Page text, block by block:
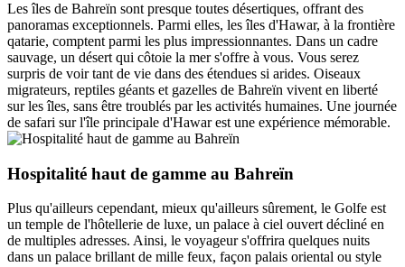
Les îles de Bahreïn sont presque toutes désertiques, offrant des
panoramas exceptionnels. Parmi elles, les îles d'Hawar, à la frontière
qatarie, comptent parmi les plus impressionnantes. Dans un cadre
sauvage, un désert qui côtoie la mer s'offre à vous. Vous serez
surpris de voir tant de vie dans des étendues si arides. Oiseaux
migrateurs, reptiles géants et gazelles de Bahreïn vivent en liberté
sur les îles, sans être troublés par les activités humaines. Une journée
de safari sur l'île principale d'Hawar est une expérience mémorable.
Hospitalité haut de gamme au Bahreïn
Plus qu'ailleurs cependant, mieux qu'ailleurs sûrement, le Golfe est
un temple de l'hôtellerie de luxe, un palace à ciel ouvert décliné en
de multiples adresses. Ainsi, le voyageur s'offrira quelques nuits
dans un palace brillant de mille feux, façon palais oriental ou style